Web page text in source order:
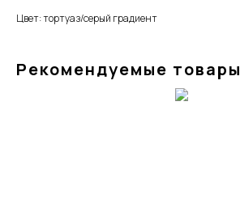
Цвет: тортуаз/серый градиент
Рекомендуемые товары